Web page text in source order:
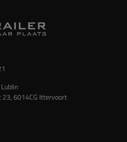
6014CG Ittervoort